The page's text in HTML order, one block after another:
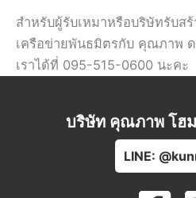
สำหรับผู้รับเหมาหรือบริษัทรับส
เครือข่ายพันธมิตรกับ คุณภาพ
เราได้ที่ 095-515-0600 นะคะ
บริษัท คุณภาพ โฮ
LINE: